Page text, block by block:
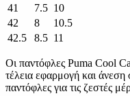
41
7.5 10
42
8
10.5
42.5
8.5 11
Οι παντόφλες Puma Cool
τέλεια εφαρμογή και άνεση
παντόφλες για τις ζεστές